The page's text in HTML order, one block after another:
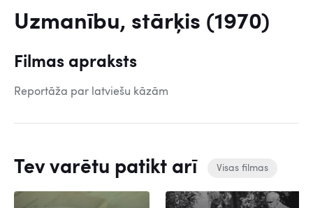
Uzmanību, stārķis (1970)
Filmas apraksts
Reportāža par latviešu kāzām
Tev varētu patikt arī Visas filmas